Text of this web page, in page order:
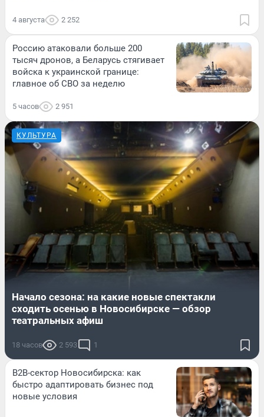
4 августа 2 252
Россию атаковали больше 200
тысяч дронов, а Беларусь стягивает
войска к украинской границе:
главное об СВО за неделю
5 часов 2 951
КУЛЬТУРА
Начало сезона: на какие новые спектакли
сходить осенью в Новосибирске — обзор
театральных афиш
18 часов 2 593 1
B2B-сектор Новосибирска: как
быстро адаптировать бизнес под
новые условия